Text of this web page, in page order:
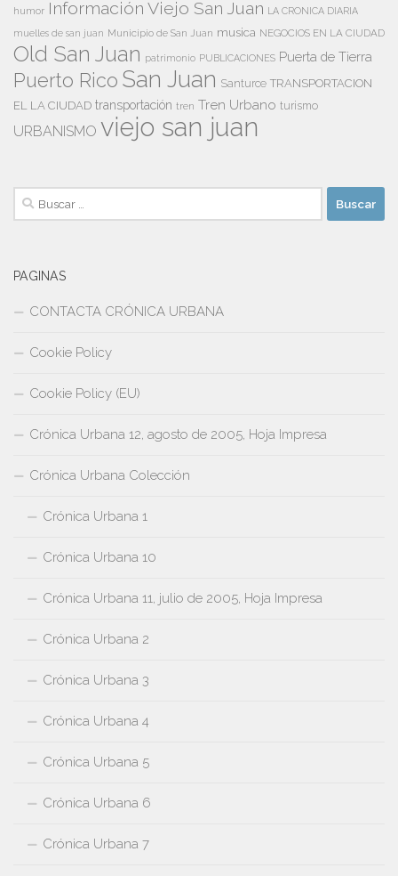
humor Información Viejo San Juan LA CRONICA DIARIA
muelles de san juan Municipio de San Juan musica NEGOCIOS EN LA CIUDAD
Old San Juan patrimonio PUBLICACIONES Puerta de Tierra
Puerto Rico San Juan Santurce TRANSPORTACION
EL LA CIUDAD transportación tren Tren Urbano turismo
URBANISMO viejo san juan
Buscar:
PAGINAS
CONTACTA CRÓNICA URBANA
Cookie Policy
Cookie Policy (EU)
Crónica Urbana 12, agosto de 2005, Hoja Impresa
Crónica Urbana Colección
Crónica Urbana 1
Crónica Urbana 10
Crónica Urbana 11, julio de 2005, Hoja Impresa
Crónica Urbana 2
Crónica Urbana 3
Crónica Urbana 4
Crónica Urbana 5
Crónica Urbana 6
Crónica Urbana 7